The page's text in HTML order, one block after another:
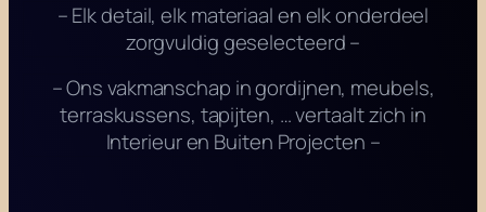
– Elk detail, elk materiaal en elk onderdeel
zorgvuldig geselecteerd –
– Ons vakmanschap in gordijnen, meubels,
terraskussens, tapijten, … vertaalt zich in
Interieur en Buiten Projecten –